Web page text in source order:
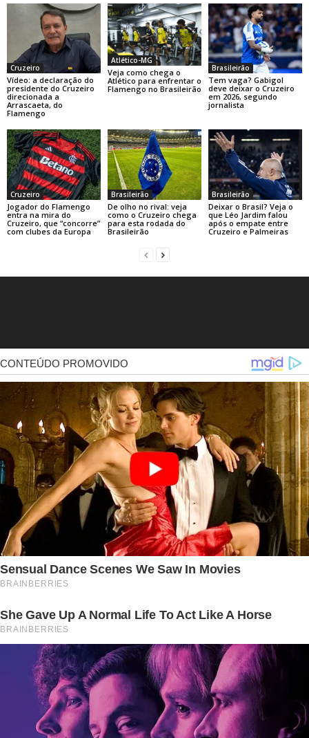
Cruzeiro
Vídeo: a declaração do
presidente do Cruzeiro
direcionada a
Arrascaeta, do
Flamengo
Atlético-MG
Veja como chega o
Atlético para enfrentar o
Flamengo no Brasileirão
Brasileirão
Tem vaga? Gabigol
deve deixar o Cruzeiro
em 2026, segundo
jornalista
Cruzeiro
Jogador do Flamengo
entra na mira do
Cruzeiro, que “concorre”
com clubes da Europa
Brasileirão
De olho no rival: veja
como o Cruzeiro chega
para esta rodada do
Brasileirão
Brasileirão
Deixar o Brasil? Veja o
que Léo Jardim falou
após o empate entre
Cruzeiro e Palmeiras